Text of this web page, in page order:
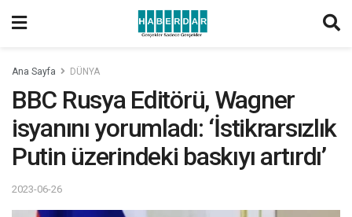
Ana Sayfa DÜNYA
BBC Rusya Editörü, Wagner
isyanını yorumladı: ‘İstikrarsızlık
Putin üzerindeki baskıyı artırdı’
2023-06-26